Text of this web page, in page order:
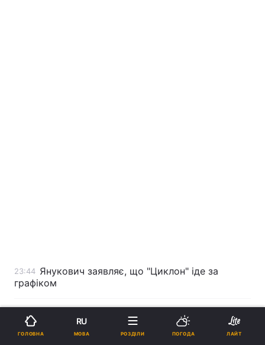
23:44 Янукович заявляє, що "Циклон" іде за
графіком
23:19
Туніські ісламісти обіцяють будувати
демократичне суспільство
ГОЛОВНА
RU
МОВА РОЗДІЛИ ПОГОДА ЛАЙТ